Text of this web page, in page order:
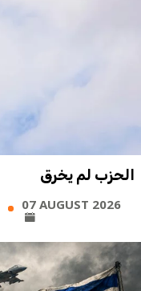
الحزب لم يخرق
07 AUGUST 2026